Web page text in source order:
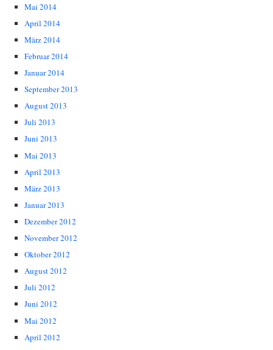
Mai 2014
April 2014
März 2014
Februar 2014
Januar 2014
September 2013
August 2013
Juli 2013
Juni 2013
Mai 2013
April 2013
März 2013
Januar 2013
Dezember 2012
November 2012
Oktober 2012
August 2012
Juli 2012
Juni 2012
Mai 2012
April 2012